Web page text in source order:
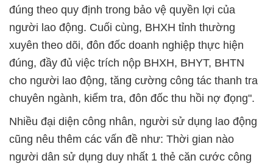
đúng theo quy định trong bảo vệ quyền lợi của
người lao động. Cuối cùng, BHXH tỉnh thường
xuyên theo dõi, đôn đốc doanh nghiệp thực hiện
đúng, đầy đủ việc trích nộp BHXH, BHYT, BHTN
cho người lao động, tăng cường công tác thanh tra
chuyên ngành, kiểm tra, đôn đốc thu hồi nợ đọng".
Nhiều đại diện công nhân, người sử dụng lao động
cũng nêu thêm các vấn đề như: Thời gian nào
người dân sử dụng duy nhất 1 thẻ căn cước công